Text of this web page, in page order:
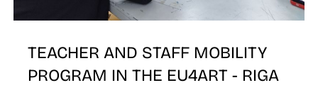
TEACHER AND STAFF MOBILITY
PROGRAM IN THE EU4ART - RIGA